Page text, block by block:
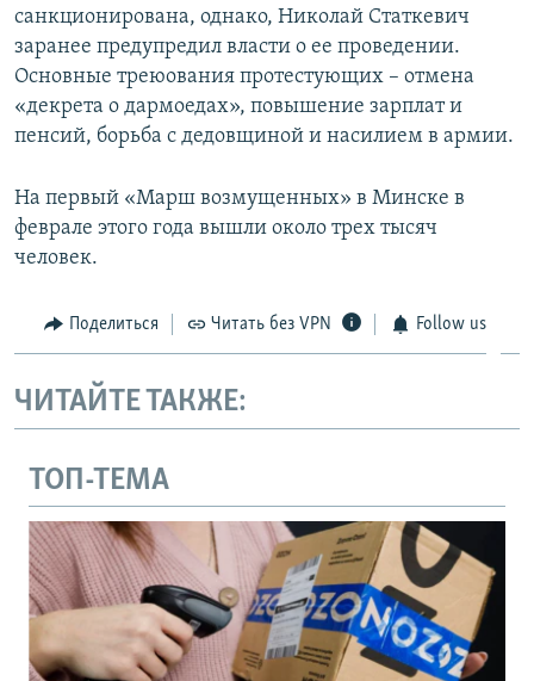
санкционирована, однако, Николай Статкевич
заранее предупредил власти о ее проведении.
Основные треюования протестующих – отмена
«декрета о дармоедах», повышение зарплат и
пенсий, борьба с дедовщиной и насилием в армии.
На первый «Марш возмущенных» в Минске в
феврале этого года вышли около трех тысяч
человек.
Поделиться Читать без VPN Follow us
ЧИТАЙТЕ ТАКЖЕ:
ТОП-ТЕМА